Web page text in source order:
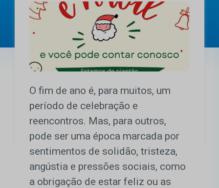
O fim de ano é, para muitos, um
período de celebração e
reencontros. Mas, para outros,
pode ser uma época marcada por
sentimentos de solidão, tristeza,
angústia e pressões sociais, como
a obrigação de estar feliz ou as